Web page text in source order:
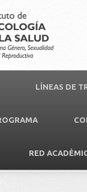
LÍNEAS DE
RED